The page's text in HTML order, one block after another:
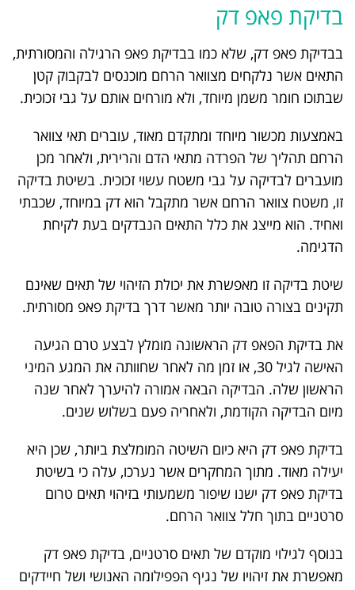
בדיקת פאפ דק
בבדיקת פאפ דק, שלא כמו בבדיקת פאפ הרגילה והמסורתית,
התאים אשר נלקחים מצוואר הרחם מוכנסים לבקבוק קטן
שבתוכו חומר משמן מיוחד, ולא מורחים אותם על גבי זכוכית.
באמצעות מכשור מיוחד ומתקדם מאוד, עוברים תאי צוואר
הרחם תהליך של הפרדה מתאי הדם והרירית, ולאחר מכן
מועברים לבדיקה על גבי משטח עשוי זכוכית. בשיטת בדיקה
זו, משטח צוואר הרחם אשר מתקבל הוא דק במיוחד, שכבתי
ואחיד. הוא מייצג את כלל התאים הנבדקים בעת לקיחת
הדגימה.
שיטת בדיקה זו מאפשרת את יכולת הזיהוי של תאים שאינם
תקינים בצורה טובה יותר מאשר דרך בדיקת פאפ מסורתית.
את בדיקת הפאפ דק הראשונה מומלץ לבצע טרם הגיעה
האישה לגיל 30, או זמן מה לאחר שחוותה את המגע המיני
הראשון שלה. הבדיקה הבאה אמורה להיערך לאחר שנה
מיום הבדיקה הקודמת, ולאחריה פעם בשלוש שנים.
בדיקת פאפ דק היא כיום השיטה המומלצת ביותר, שכן היא
יעילה מאוד. מתוך המחקרים אשר נערכו, עלה כי בשיטת
בדיקת פאפ דק ישנו שיפור משמעותי בזיהוי תאים טרום
סרטניים בתוך חלל צוואר הרחם.
בנוסף לגילוי מוקדם של תאים סרטניים, בדיקת פאפ דק
מאפשרת את זיהויו של נגיף הפפילומה האנושי ושל חיידקים